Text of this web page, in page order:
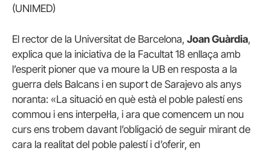
(UNIMED)
El rector de la Universitat de Barcelona, Joan Guàrdia,
explica que la iniciativa de la Facultat 18 enllaça amb
l’esperit pioner que va moure la UB en resposta a la
guerra dels Balcans i en suport de Sarajevo als anys
noranta: «La situació en què està el poble palestí ens
commou i ens interpel·la, i ara que comencem un nou
curs ens trobem davant l’obligació de seguir mirant de
cara la realitat del poble palestí i d’oferir, en